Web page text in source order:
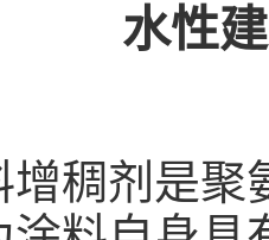
水性
稠剂 是聚